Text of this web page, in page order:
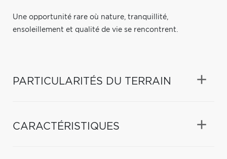
Une opportunité rare où nature, tranquillité,
ensoleillement et qualité de vie se rencontrent.
PARTICULARITÉS DU TERRAIN
CARACTÉRISTIQUES